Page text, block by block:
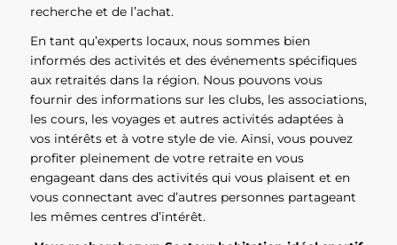
recherche et de l’achat.
En tant qu’experts locaux, nous sommes bien
informés des activités et des événements spécifiques
aux retraités dans la région. Nous pouvons vous
fournir des informations sur les clubs, les associations,
les cours, les voyages et autres activités adaptées à
vos intérêts et à votre style de vie. Ainsi, vous pouvez
profiter pleinement de votre retraite en vous
engageant dans des activités qui vous plaisent et en
vous connectant avec d’autres personnes partageant
les mêmes centres d’intérêt.